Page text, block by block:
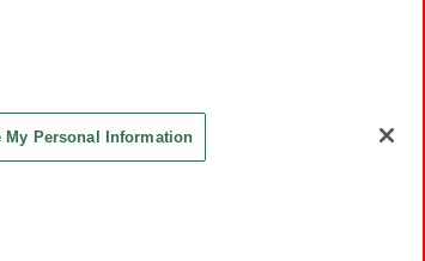
My Personal Information